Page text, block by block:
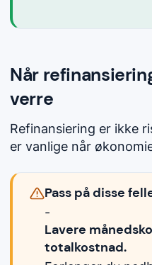
Når
verre
Refinansiering er ikke
er vanlige når
Pass på disse
-
Lavere
totalkostnad.